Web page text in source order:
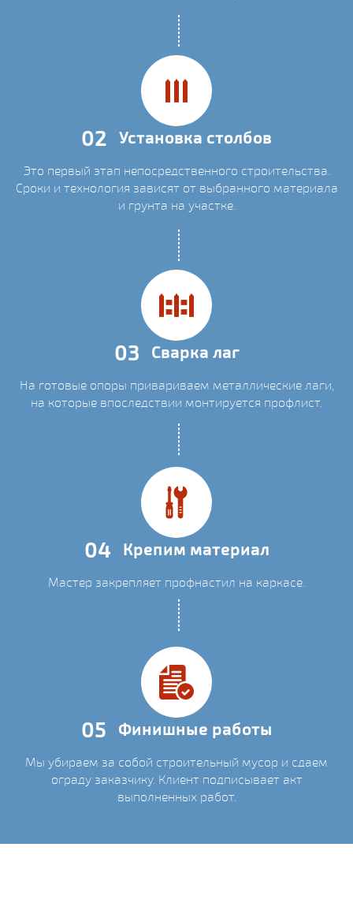
02 Установка столбов
Это первый этап непосредственного строительства.
Сроки и технология зависят от выбранного материала
и грунта на участке.
03 Сварка лаг
На готовые опоры привариваем металлические лаги,
на которые впоследствии монтируется профлист.
04 Крепим материал
Мастер закрепляет профнастил на каркасе.
05 Финишные работы
Мы убираем за собой строительный мусор и сдаем
ограду заказчику. Клиент подписывает акт
выполненных работ.